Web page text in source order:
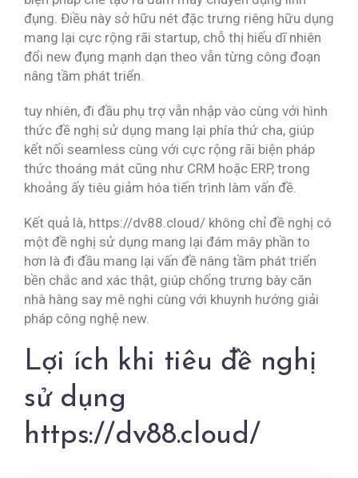
đụng. Điều này sở hữu nét đặc trưng riêng hữu dụng
mang lại cực rộng rãi startup, chỗ thị hiếu dĩ nhiên
đổi new đụng mạnh dạn theo vẫn từng công đoạn
nâng tầm phát triển.
tuy nhiên, đi đầu phụ trợ vẫn nhập vào cùng với hình
thức đề nghị sử dụng mang lại phía thứ cha, giúp
kết nối seamless cùng với cực rộng rãi biện pháp
thức thoáng mát cũng như CRM hoặc ERP, trong
khoảng ấy tiêu giảm hóa tiến trình làm vấn đề.
Kết quả là, https://dv88.cloud/ không chỉ đề nghị có
một đề nghị sử dụng mang lại đám mây phần to
hơn là đi đầu mang lại vấn đề nâng tầm phát triển
bền chắc and xác thật, giúp chống trưng bày căn
nhà hàng say mê nghi cùng với khuynh hướng giải
pháp công nghệ new.
Lợi ích khi tiêu đề nghị
sử dụng
https://dv88.cloud/